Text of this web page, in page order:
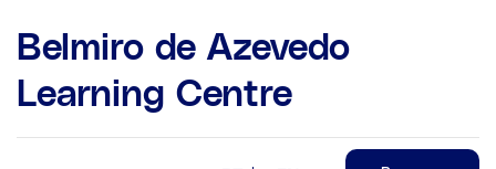
Belmiro de Azevedo
Learning Centre